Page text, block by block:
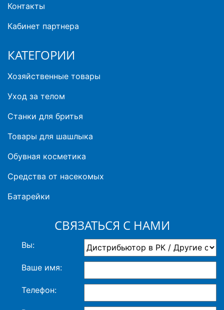
Контакты
Кабинет партнера
КАТЕГОРИИ
Хозяйственные товары
Уход за телом
Станки для бритья
Товары для шашлыка
Обувная косметика
Средства от насекомых
Батарейки
СВЯЗАТЬСЯ С НАМИ
Вы:
Ваше имя:
Телефон: